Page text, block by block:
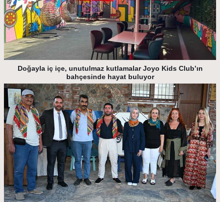
Doğayla iç içe, unutulmaz kutlamalar Joyo Kids Club’ın
bahçesinde hayat buluyor